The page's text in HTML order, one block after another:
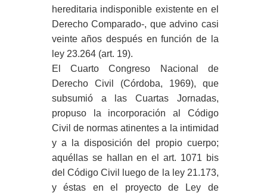
hereditaria indisponible existente en el
Derecho Comparado-, que advino casi
veinte años después en función de la
ley 23.264 (art. 19).
El Cuarto Congreso Nacional de
Derecho Civil (Córdoba, 1969), que
subsumió a las Cuartas Jornadas,
propuso la incorporación al Código
Civil de normas atinentes a la intimidad
y a la disposición del propio cuerpo;
aquéllas se hallan en el art. 1071 bis
del Código Civil luego de la ley 21.173,
y éstas en el proyecto de Ley de